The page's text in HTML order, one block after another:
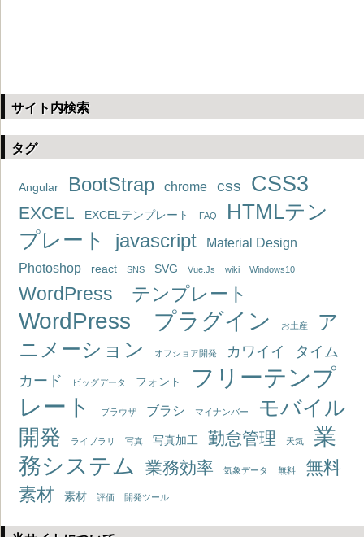
サイト内検索
タグ
Angular BootStrap chrome css CSS3
EXCEL EXCELテンプレート FAQ
HTMLテン
プレート
javascript
Material Design
Photoshop
react SNS SVG Vue.Js wiki Windows10
WordPress テンプレート
WordPress プラグイン お土産
ア
ニメーション
オフショア開発 カワイイ
タイム
カード
ビッグデータ フォント
フリーテンプ
レート
ブラウザ ブラシ マイナンバー
モバイル
開発
ライブラリ 写真 写真加工 勤怠管理 天気
業
務システム
業務効率 気象データ 無料
無料
素材
素材 評価 開発ツール